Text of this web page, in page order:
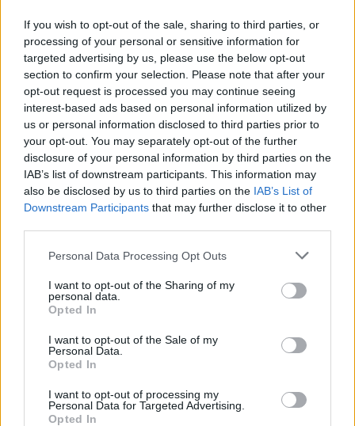
If you wish to opt-out of the sale, sharing to third parties, or
processing of your personal or sensitive information for
targeted advertising by us, please use the below opt-out
section to confirm your selection. Please note that after your
opt-out request is processed you may continue seeing
interest-based ads based on personal information utilized by
us or personal information disclosed to third parties prior to
your opt-out. You may separately opt-out of the further
disclosure of your personal information by third parties on the
IAB’s list of downstream participants. This information may
also be disclosed by us to third parties on the IAB’s List of
Downstream Participants that may further disclose it to other
Personal Data Processing Opt Outs
I want to opt-out of the Sharing of my
personal data.
Opted In
I want to opt-out of the Sale of my
Personal Data.
Opted In
I want to opt-out of processing my
Personal Data for Targeted Advertising.
Opted In
Древен храм на почти 900 години
откриха под кафене за сладолед в
Полша
07.08.2026 / 16:00